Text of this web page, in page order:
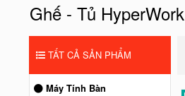
Ghế - Tủ HyperWork
TẤT CẢ SẢN PHẨM
Máy Tính Bàn